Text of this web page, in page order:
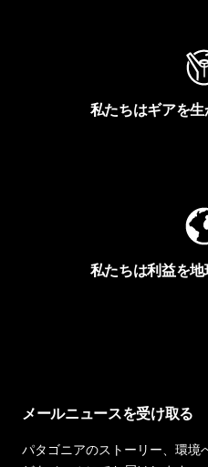
私たちはギアを生
私たちは利益を地
メールニュースを受け取る
パタゴニアのストーリー、環境